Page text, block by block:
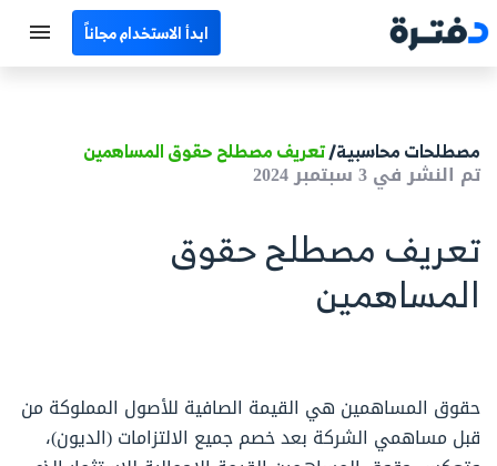
ابدأ الاستخدام مجاناً
جميع الأقسام
حاسبات
اتصل بنا
مصطلحات محاسبية/تعريف مصطلح حقوق المساهمين
تم النشر في 3 سبتمبر 2024
تعريف مصطلح حقوق
المساهمين
حقوق المساهمين هي القيمة الصافية للأصول المملوكة من
قبل مساهمي الشركة بعد خصم جميع الالتزامات (الديون)،